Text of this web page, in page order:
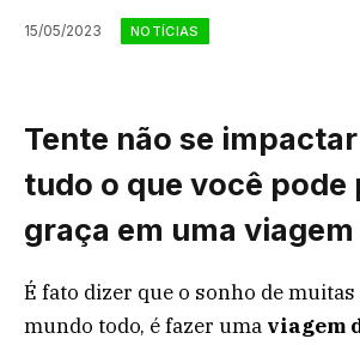
15/05/2023 NOTÍCIAS
Tente não se
tudo o que você pode
graça em uma
É fato dizer que o sonho de muitas
mundo todo, é fazer uma viagem